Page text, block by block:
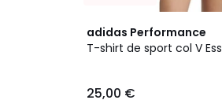
adidas Performance
T-shirt de sport col V
25,00 €
4,6
/ 5